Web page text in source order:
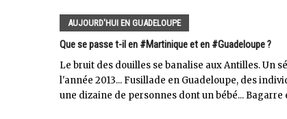
AUJOURD'HUI EN GUADELOUPE
Que se passe t-il en #Martinique et en #Guadeloupe ?
Le bruit des douilles se banalise aux Antilles. Un
l'année 2013... Fusillade en Guadeloupe, des
une dizaine de personnes dont un bébé...